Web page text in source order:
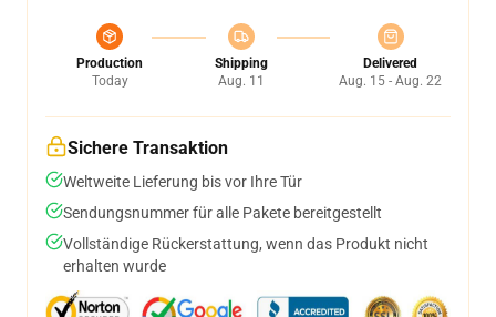
Production
Today
Shipping
Aug. 11
Delivered
Aug. 15 - Aug. 22
Sichere Transaktion
Weltweite Lieferung bis vor Ihre Tür
Sendungsnummer für alle Pakete bereitgestellt
Vollständige Rückerstattung, wenn das Produkt nicht
erhalten wurde